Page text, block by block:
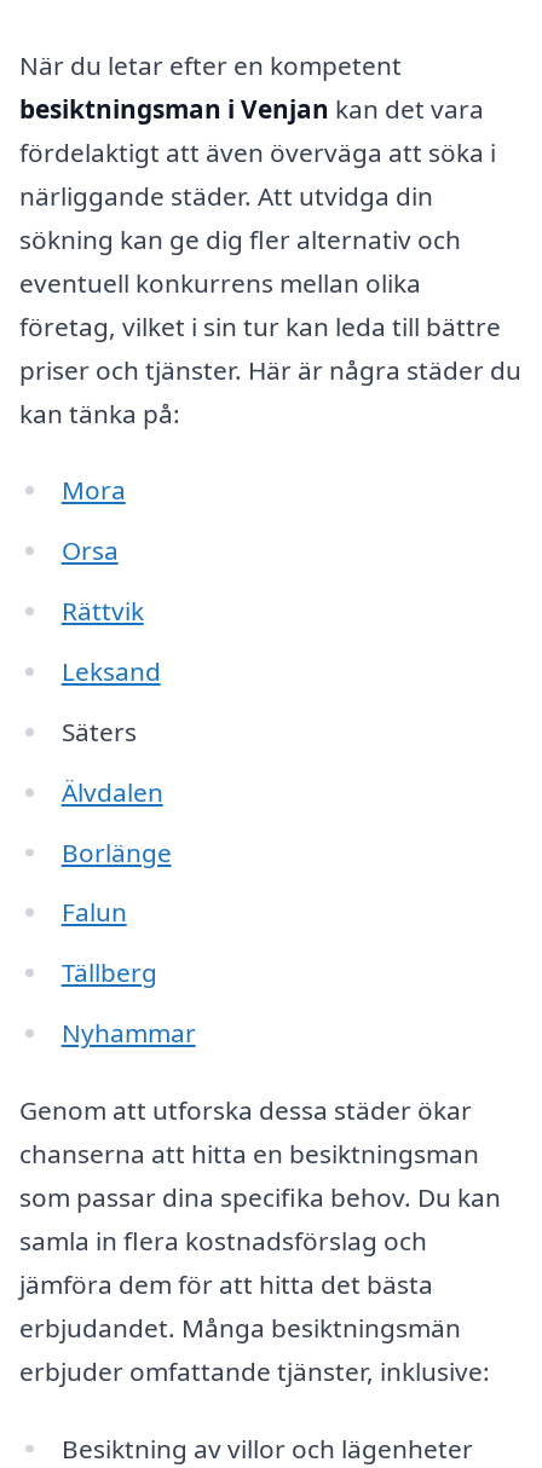
När du letar efter en kompetent
besiktningsman i Venjan kan det vara
fördelaktigt att även överväga att söka i
närliggande städer. Att utvidga din
sökning kan ge dig fler alternativ och
eventuell konkurrens mellan olika
företag, vilket i sin tur kan leda till bättre
priser och tjänster. Här är några städer du
kan tänka på:
Mora
Orsa
Rättvik
Leksand
Säters
Älvdalen
Borlänge
Falun
Tällberg
Nyhammar
Genom att utforska dessa städer ökar
chanserna att hitta en besiktningsman
som passar dina specifika behov. Du kan
samla in flera kostnadsförslag och
jämföra dem för att hitta det bästa
erbjudandet. Många besiktningsmän
erbjuder omfattande tjänster, inklusive:
Besiktning av villor och lägenheter